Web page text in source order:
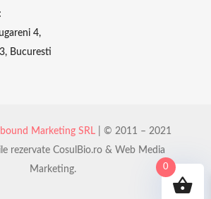
4,
Bucuresti
Marketing SRL | © 2011 – 2021
rezervate CosulBio.ro & Web Media
Marketing.
0